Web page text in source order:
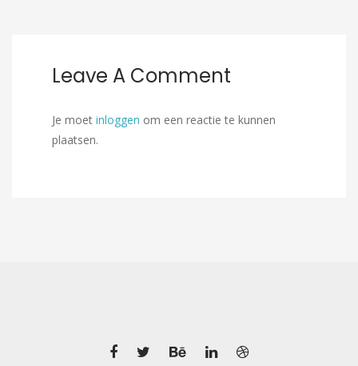
Leave A Comment
Je moet inloggen om een reactie te kunnen
plaatsen.